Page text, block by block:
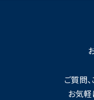
ご質問
お気軽